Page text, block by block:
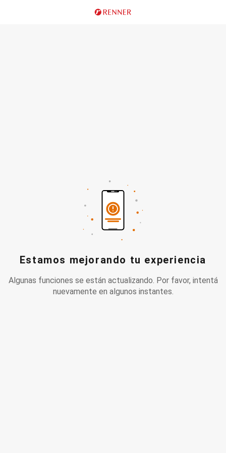
Estamos mejorando tu experiencia
Algunas funciones se están actualizando. Por favor, intentá
nuevamente en algunos instantes.